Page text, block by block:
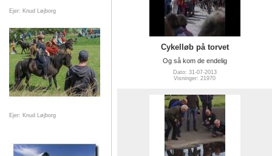
Ejer: Knud Løjborg
Ejer: Knud Løjborg
Cykelløb på torvet
Og så kom de endelig
Dato: 31-07-2013
Visninger: 21970